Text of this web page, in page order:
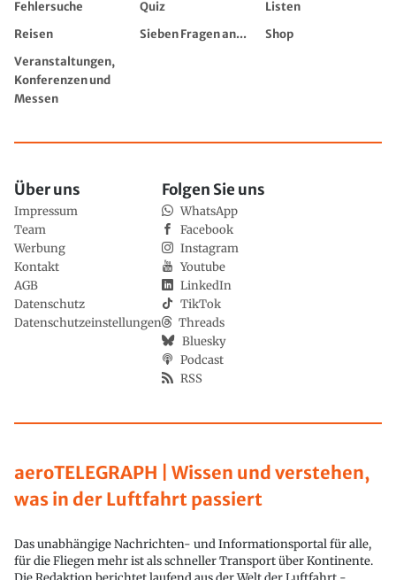
Fehlersuche
Quiz
Listen
Reisen
Sieben Fragen an...
Shop
Veranstaltungen,
Konferenzen und
Messen
aeroTELEGRAPH | Wissen und verstehen,
was in der Luftfahrt passiert
Das unabhängige Nachrichten- und Informationsportal für alle,
für die Fliegen mehr ist als schneller Transport über Kontinente.
Über uns
Impressum
Team
Werbung
Kontakt
AGB
Datenschutz
Datenschutzeinstellungen
Folgen Sie uns
WhatsApp
Facebook
Instagram
Youtube
LinkedIn
TikTok
Threads
Bluesky
Podcast
RSS